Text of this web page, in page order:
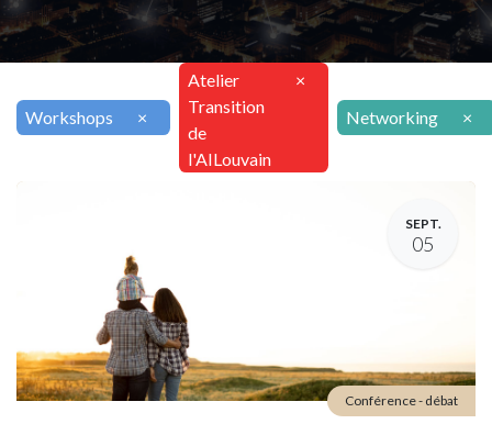
Workshops ×
Atelier
Transition
de
l'AILouvain
×
Networking
×
SEPT.
05
Conférence - débat